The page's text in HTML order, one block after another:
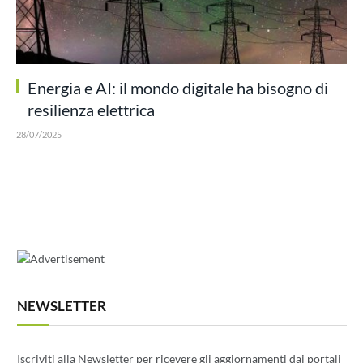
Energia e AI: il mondo digitale ha bisogno di
resilienza elettrica
28/07/2025
NEWSLETTER
Iscriviti alla Newsletter per ricevere gli aggiornamenti dai portali